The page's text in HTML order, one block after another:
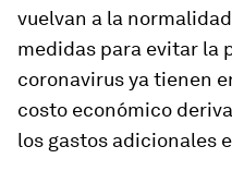
vuelvan a la
medidas para evitar la
coronavirus ya tienen
costo económico
los gastos adicionales